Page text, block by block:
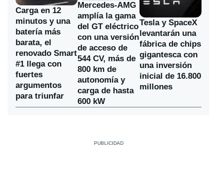
Carga en 12
minutos y una
batería más
barata, el
renovado Smart
#1 llega con
fuertes
argumentos
para triunfar
Mercedes-AMG
amplía la gama
del GT eléctrico
con una versión
de acceso de
544 CV, más de
800 km de
autonomía y
carga de hasta
600 kW
Tesla y SpaceX
levantarán una
fábrica de chips
gigantesca con
una inversión
inicial de 16.800
millones